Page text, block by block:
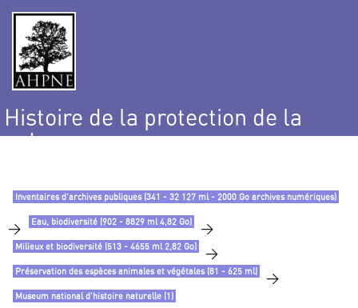
Histoire de la protection de la
nature
Inventaires d’archives publiques (341 - 32 127 ml - 2000 Go archives numériques)
> Eau, biodiversité (902 - 8829 ml 4,82 Go) >
Milieux et biodiversité (513 - 4655 ml 2,82 Go) >
Préservation des espèces animales et végétales (81 - 625 ml) >
Museum national d’histoire naturelle (1)